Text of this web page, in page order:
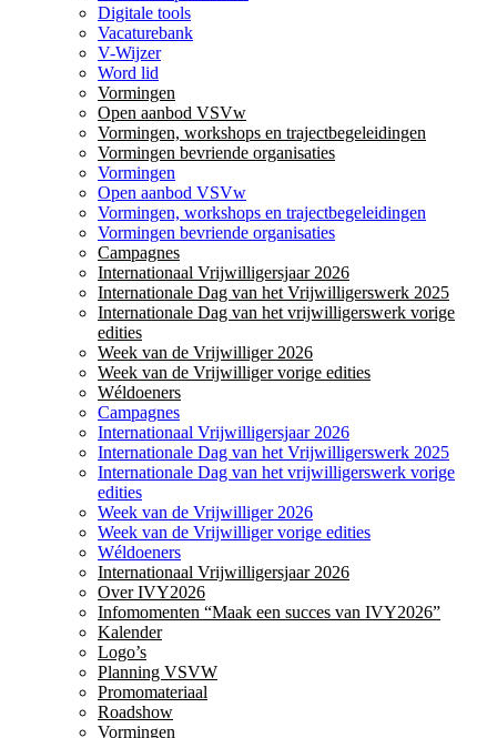
Digitale tools
Vacaturebank
V-Wijzer
Word lid
Vormingen
Open aanbod VSVw
Vormingen, workshops en trajectbegeleidingen
Vormingen bevriende organisaties
Vormingen
Open aanbod VSVw
Vormingen, workshops en trajectbegeleidingen
Vormingen bevriende organisaties
Campagnes
Internationaal Vrijwilligersjaar 2026
Internationale Dag van het Vrijwilligerswerk 2025
Internationale Dag van het vrijwilligerswerk vorige
edities
Week van de Vrijwilliger 2026
Week van de Vrijwilliger vorige edities
Wéldoeners
Campagnes
Internationaal Vrijwilligersjaar 2026
Internationale Dag van het Vrijwilligerswerk 2025
Internationale Dag van het vrijwilligerswerk vorige
edities
Week van de Vrijwilliger 2026
Week van de Vrijwilliger vorige edities
Wéldoeners
Internationaal Vrijwilligersjaar 2026
Over IVY2026
Infomomenten “Maak een succes van IVY2026”
Kalender
Logo’s
Planning VSVW
Promomateriaal
Roadshow
Vormingen